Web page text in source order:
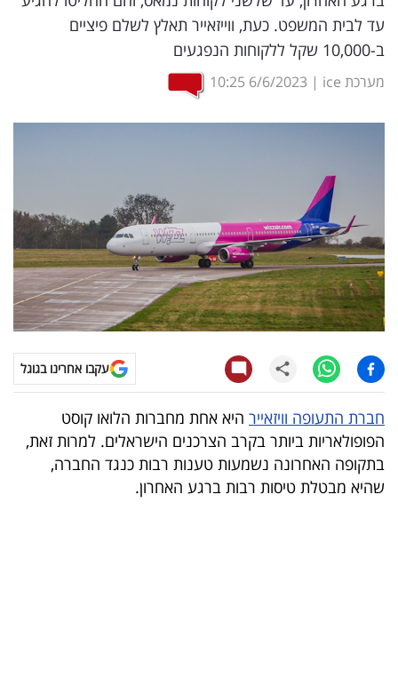
שיווק
ופרסום
משפט
מדדים
רכילות
עסקית
קריפטו
טלוויזיה
עסקי
ספורט
קריירה
עד לבית המשפט. כעת, ווייזאייר תאלץ לשלם פיציים
ב-10,000 שקל ללקוחות הנפגעים
מערכת ice |
6/6/2023
10:25
עקבו אחרינו בגוגל
חברת התעופה וויזאייר היא אחת מחברות הלואו קוסט
הפופולאריות ביותר בקרב הצרכנים הישראלים. למרות זאת,
בתקופה האחרונה נשמעות טענות רבות כנגד החברה,
שהיא מבטלת טיסות רבות ברגע האחרון.